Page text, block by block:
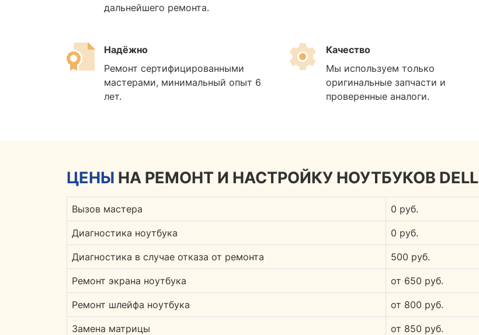
дальнейшего ремонта.
Надёжно
Ремонт сертифицированными
мастерами, минимальный опыт 6
лет.
Качество
Мы используем только
оригинальные запчасти и
проверенные аналоги.
ЦЕНЫ НА РЕМОНТ И НАСТРОЙКУ НОУТБУКОВ DELL
Вызов мастера 0 руб.
Диагностика ноутбука 0 руб.
Диагностика в случае отказа от ремонта 500 руб.
Ремонт экрана ноутбука от 650 руб.
Ремонт шлейфа ноутбука от 800 руб.
Замена матрицы от 850 руб.